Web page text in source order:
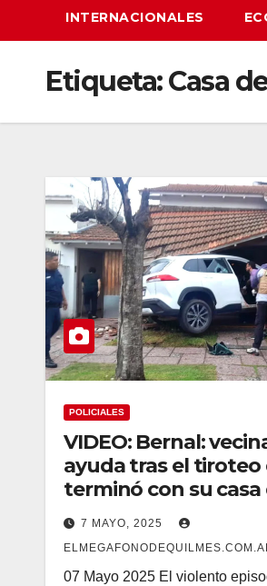
INTERNACIONALES
Etiqueta:Casa
POLICIALES
VIDEO: Bernal:
ayuda tras el tiroteo
terminó con su
7 MAYO, 2025
07 Mayo 2025 El violento